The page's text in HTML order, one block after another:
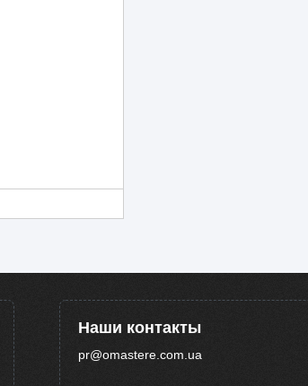
Наши контакты
pr@omastere.com.ua